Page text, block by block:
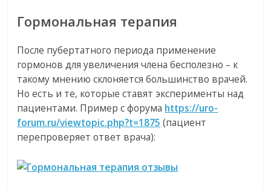
Гормональная терапия
После пубертатного периода применение
гормонов для увеличения члена бесполезно – к
такому мнению склоняется большинство врачей.
Но есть и те, которые ставят эксперименты над
пациентами. Пример с форума https://uro-
forum.ru/viewtopic.php?t=1875 (пациент
перепроверяет ответ врача):